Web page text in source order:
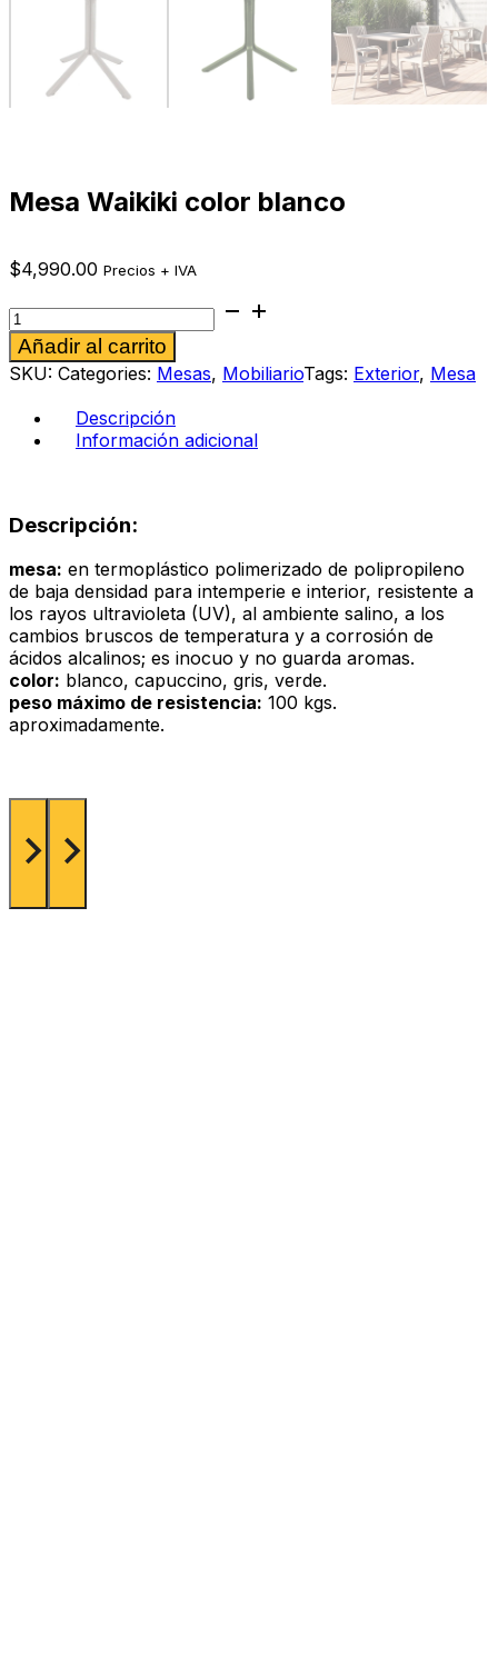
Mesa Waikiki color blanco
$4,990.00 Precios + IVA
Mesa
Waikiki
color
blanco
cantidad
Añadir al carrito
SKU: Categories: Mesas, MobiliarioTags: Exterior, Mesa
Descripción
Información adicional
Descripción:
mesa: en termoplástico polimerizado de polipropileno
de baja densidad para intemperie e interior, resistente a
los rayos ultravioleta (UV), al ambiente salino, a los
cambios bruscos de temperatura y a corrosión de
ácidos alcalinos; es inocuo y no guarda aromas.
color: blanco, capuccino, gris, verde.
peso máximo de resistencia: 100 kgs.
aproximadamente.